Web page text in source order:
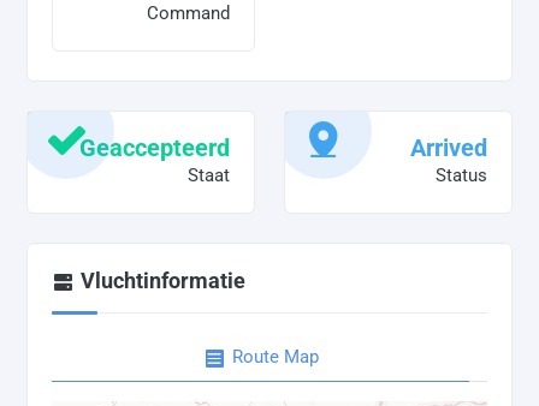
Command
Geaccepteerd
Staat
Arrived
Status
Vluchtinformatie
Route Map